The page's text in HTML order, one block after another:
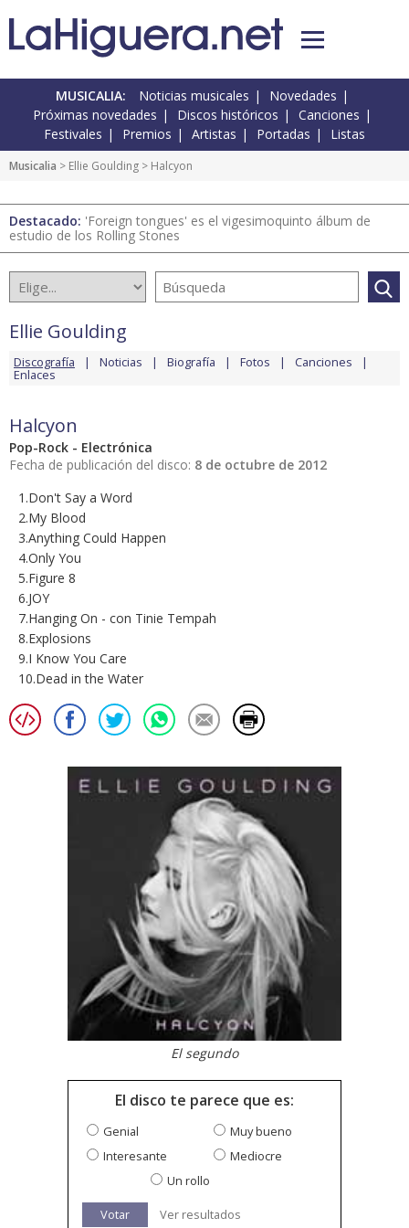
MUSICALIA: Noticias musicales
Novedades
Próximas novedades
Discos históricos
Canciones
Festivales
Premios Artistas Portadas Listas
Musicalia > Ellie Goulding > Halcyon
Destacado: 'Foreign tongues' es el vigesimoquinto álbum de
estudio de los Rolling Stones
Ellie Goulding
Discografía Noticias Biografía Fotos Canciones
Enlaces
Halcyon
Pop-Rock - Electrónica
Fecha de publicación del disco: 8 de octubre de 2012
1.Don't Say a Word
2.My Blood
3.Anything Could Happen
4.Only You
5.Figure 8
6.JOY
7.Hanging On - con Tinie Tempah
8.Explosions
9.I Know You Care
10.Dead in the Water
El segundo
El disco te parece que es:
Genial
Muy bueno
Interesante
Mediocre
Un rollo
Votar Ver resultados